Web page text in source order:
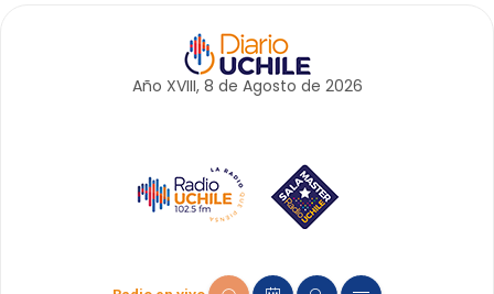
Año XVIII, 8 de Agosto de 2026